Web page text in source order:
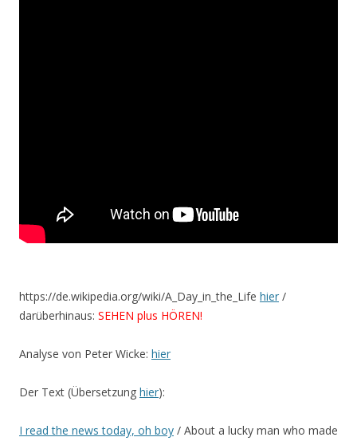
https://de.wikipedia.org/wiki/A_Day_in_the_Life hier /
darüberhinaus: SEHEN plus HÖREN!
Analyse von Peter Wicke: hier
Der Text (Übersetzung hier):
I read the news today, oh boy / About a lucky man who made